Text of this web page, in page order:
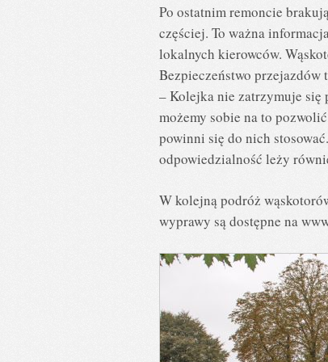
Po ostatnim remoncie
częściej. To ważna
lokalnych kierowców.
Bezpieczeństwo
– Kolejka nie zatrzymuje się
możemy sobie na to
powinni się do nich
odpowiedzialność leży
W kolejną podróż
wyprawy są dostępne na